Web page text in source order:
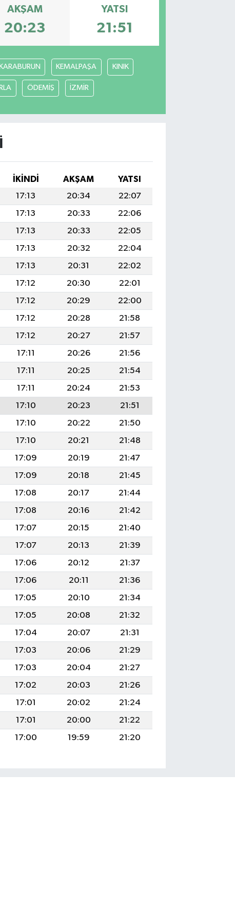
AKŞAM
20:23
YATSI
21:51
KARABURUN KEMALPAŞA KINIK
ÖDEMİŞ İZMİR
İKINDI AKŞAM
YATSI
17:13 20:34
22:07
17:13 20:33
22:06
17:13 20:33
22:05
17:13 20:32
22:04
17:13 20:31
22:02
17:12 20:30
22:01
17:12 20:29
22:00
17:12 20:28
21:58
17:12 20:27
21:57
17:11 20:26
21:56
17:11 20:25
21:54
17:11 20:24
21:53
17:10 20:23
21:51
17:10 20:22
21:50
17:10 20:21
21:48
17:09 20:19
21:47
17:09 20:18
21:45
17:08 20:17
21:44
17:08 20:16
21:42
17:07 20:15
21:40
17:07 20:13
21:39
17:06 20:12
21:37
17:06 20:11
21:36
17:05 20:10
21:34
17:05 20:08
21:32
17:04 20:07
21:31
17:03 20:06
21:29
17:03 20:04
21:27
17:02 20:03
21:26
17:01 20:02
21:24
17:01 20:00
21:22
17:00 19:59 21:20